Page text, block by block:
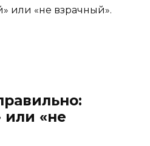
или «не взрачный».
или «не